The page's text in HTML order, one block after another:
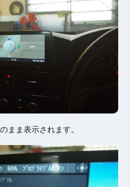
まま表示されます。